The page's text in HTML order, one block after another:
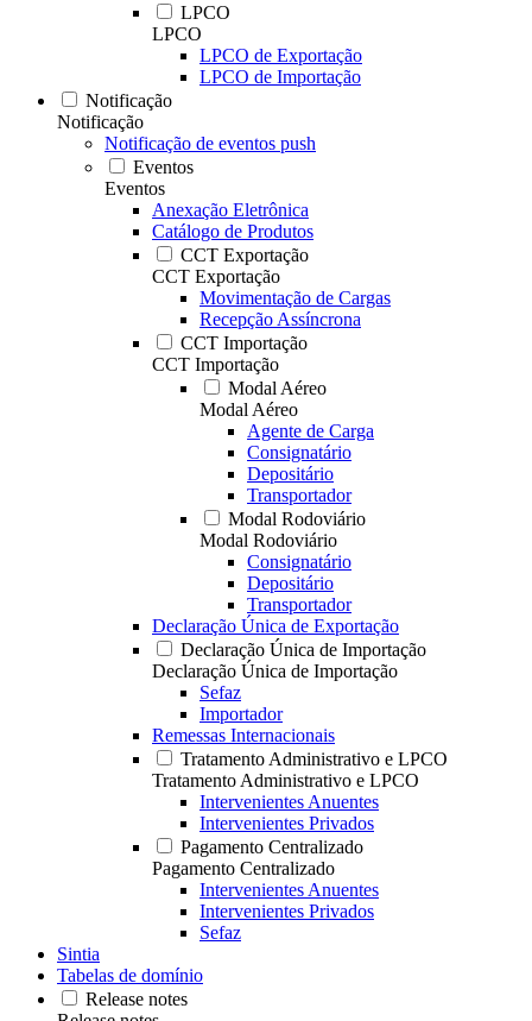
LPCO
LPCO
LPCO de Exportação
LPCO de Importação
Notificação
Notificação
Notificação de eventos push
Eventos
Eventos
Anexação Eletrônica
Catálogo de Produtos
CCT Exportação
CCT Exportação
Movimentação de Cargas
Recepção Assíncrona
CCT Importação
CCT Importação
Modal Aéreo
Modal Aéreo
Agente de Carga
Consignatário
Depositário
Transportador
Modal Rodoviário
Modal Rodoviário
Consignatário
Depositário
Transportador
Declaração Única de Exportação
Declaração Única de Importação
Declaração Única de Importação
Sefaz
Importador
Remessas Internacionais
Tratamento Administrativo e LPCO
Tratamento Administrativo e LPCO
Intervenientes Anuentes
Intervenientes Privados
Pagamento Centralizado
Pagamento Centralizado
Intervenientes Anuentes
Intervenientes Privados
Sefaz
Sintia
Tabelas de domínio
Release notes